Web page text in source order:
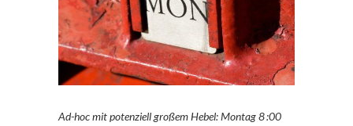
Ad-hoc mit potenziell großem Hebel: Montag 8 :00